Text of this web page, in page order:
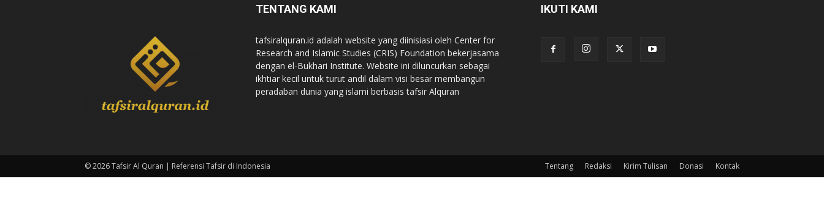
Indonesia
TENTANG KAMI
tafsiralquran.id adalah website yang diinisiasi oleh Center for
Research and Islamic Studies (CRIS) Foundation bekerjasama
dengan el-Bukhari Institute. Website ini diluncurkan sebagai
ikhtiar kecil untuk turut andil dalam visi besar membangun
peradaban dunia yang islami berbasis tafsir Alquran
IKUTI KAMI
Tentang Redaksi Kirim Tulisan Donasi Kontak
© 2026 Tafsir Al Quran | Referensi Tafsir di Indonesia